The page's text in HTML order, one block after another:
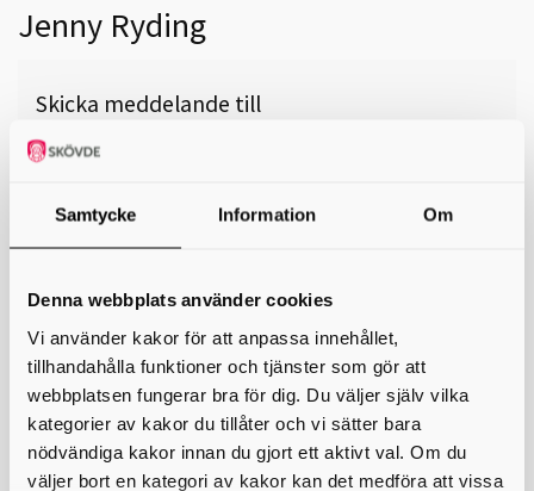
Samtycke Information Om
Denna webbplats använder cookies
Vi använder kakor för att anpassa innehållet,
tillhandahålla funktioner och tjänster som gör att
webbplatsen fungerar bra för dig. Du väljer själv vilka
kategorier av kakor du tillåter och vi sätter bara
nödvändiga kakor innan du gjort ett aktivt val. Om du
väljer bort en kategori av kakor kan det medföra att vissa
Jenny Ryding
Skicka meddelande till
Jenny Ryding, Lidköping,
Majåkersskolan Åk F-6, 0510-77
Din e-postadress
*Ämne
*Meddelande